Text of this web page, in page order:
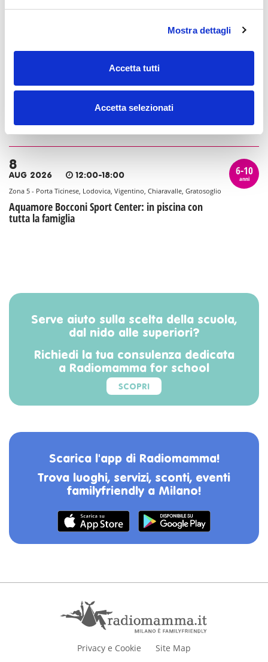
Mostra dettagli
Accetta tutti
Accetta selezionati
8
Al David Lloyd Malaspina: le piscine all'aperto
6-10
8
Estate 2026 al lido di Segrate
6-10
8
AUG 2026 12:00-18:00
Zona 5 - Porta Ticinese, Lodovica, Vigentino, Chiaravalle, Gratosoglio
Aquamore Bocconi Sport Center: in piscina con
tutta la famiglia
6-10
anni
Serve aiuto sulla scelta della scuola,
dal nido alle superiori?
Richiedi la tua consulenza dedicata
a Radiomamma for school
SCOPRI
Scarica l'app di Radiomamma!
Trova luoghi, servizi, sconti, eventi
familyfriendly a Milano!
Privacy e Cookie Site Map